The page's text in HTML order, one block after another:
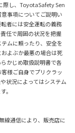
際し、ToyotaSafety Sen
事項についてご説明い
者には安全運転の義務
任で周囲の状況を把握
ムに頼ったり、安全を
よぶか最悪の場合は死
かじめ取扱説明書で各
様ご自身でプリクラッ
状況によってはシステム
。
線通信により、販売店に